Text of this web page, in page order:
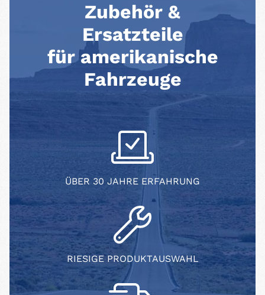
Zubehör &
Ersatzteile
für amerikanische
Fahrzeuge
ÜBER 30 JAHRE ERFAHRUNG
RIESIGE PRODUKTAUSWAHL